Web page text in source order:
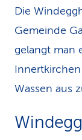
Die
Gemeinde
gelangt man
Wassen aus